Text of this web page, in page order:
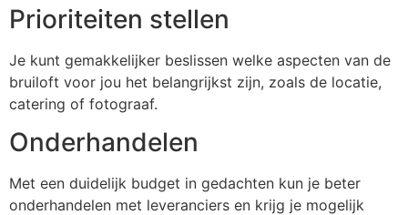
Prioriteiten stellen
Je kunt gemakkelijker beslissen welke aspecten van de
bruiloft voor jou het belangrijkst zijn, zoals de locatie,
catering of fotograaf.
Onderhandelen
Met een duidelijk budget in gedachten kun je beter
onderhandelen met leveranciers en krijg je mogelijk